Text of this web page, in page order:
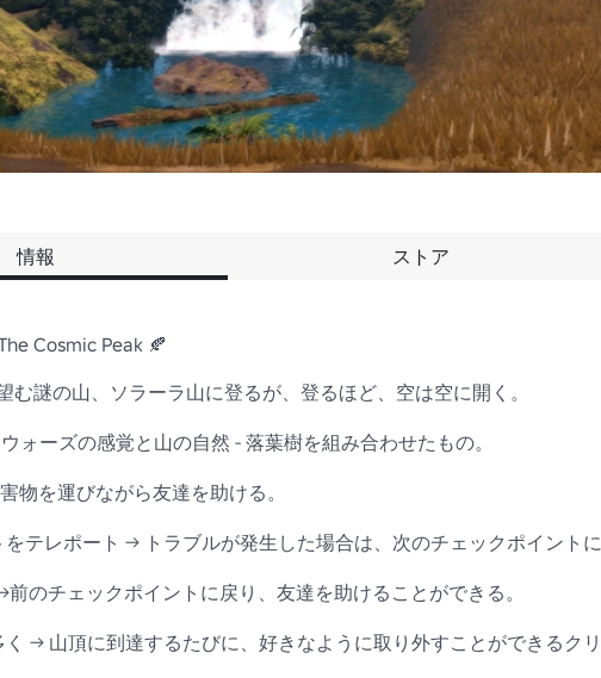
情報 ストア
Cosmic Peak 🍂
む謎の山、ソラーラ山に登るが、登るほど、空は空に開く。
ォーズの感覚と山の自然 - 落葉樹を組み合わせたもの。
物を運びながら友達を助ける。
テレポート → トラブルが発生した場合は、次のチェックポイント
のチェックポイントに戻り、友達を助けることができる。
→ 山頂に到達するたびに、好きなように取り外すことができるク